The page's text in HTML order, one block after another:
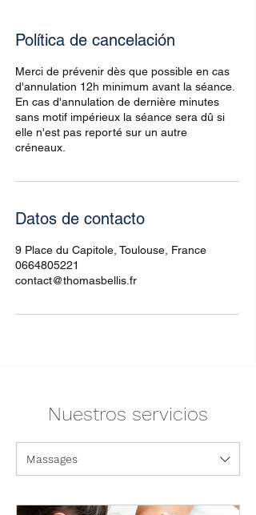
Política de cancelación
Merci de prévenir dès que possible en cas
d'annulation 12h minimum avant la séance.
En cas d'annulation de dernière minutes
sans motif impérieux la séance sera dû si
elle n'est pas reporté sur un autre
créneaux.
Datos de contacto
9 Place du Capitole, Toulouse, France
0664805221
contact@thomasbellis.fr
Nuestros servicios
Massages